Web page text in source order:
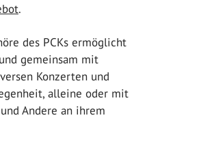
.
des PCKs ermöglicht
gemeinsam mit
Konzerten und
alleine oder mit
Andere an ihrem